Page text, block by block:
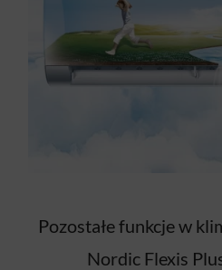
Pozostałe funkcje w
Nordic Flexis